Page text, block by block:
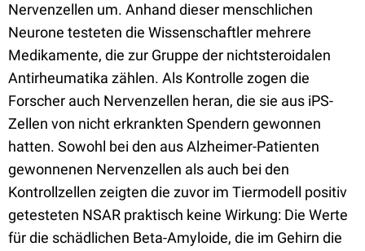
Nervenzellen um. Anhand dieser menschlichen
Neurone testeten die Wissenschaftler mehrere
Medikamente, die zur Gruppe der nichtsteroidalen
Antirheumatika zählen. Als Kontrolle zogen die
Forscher auch Nervenzellen heran, die sie aus iPS-
Zellen von nicht erkrankten Spendern gewonnen
hatten. Sowohl bei den aus Alzheimer-Patienten
gewonnenen Nervenzellen als auch bei den
Kontrollzellen zeigten die zuvor im Tiermodell positiv
getesteten NSAR praktisch keine Wirkung: Die Werte
für die schädlichen Beta-Amyloide, die im Gehirn die